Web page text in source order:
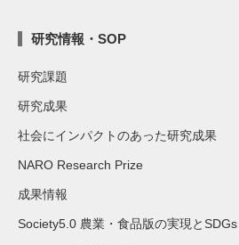
研究情報・SOP
研究課題
研究成果
社会にインパクトのあった研究成果
NARO Research Prize
成果情報
Society5.0 農業・食品版の実現とSDGs